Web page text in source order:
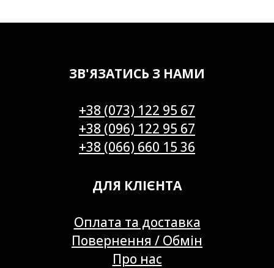
ЗВ'ЯЗАТИСЬ З НАМИ
+38 (073) 122 95 67
+38 (096) 122 95 67
+38 (066) 660 15 36
ДЛЯ КЛІЄНТА
Оплата та доставка
Повернення / Обмін
Про нас